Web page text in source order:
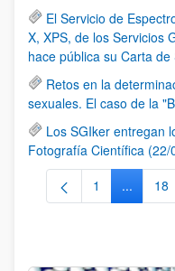
El Servicio de
X, XPS, de los Servicios
hace pública su Carta
Retos en la
sexuales. El caso de la
Los SGIker entregan
Fotografía Científica (22/
Página
1 ...Páginas
18